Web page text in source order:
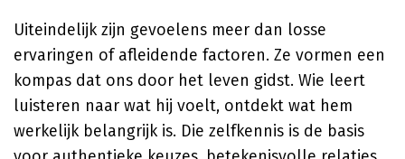
Uiteindelijk zijn gevoelens meer dan losse
ervaringen of afleidende factoren. Ze vormen een
kompas dat ons door het leven gidst. Wie leert
luisteren naar wat hij voelt, ontdekt wat hem
werkelijk belangrijk is. Die zelfkennis is de basis